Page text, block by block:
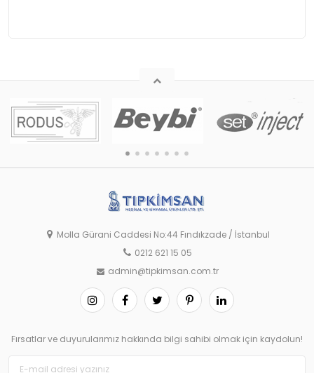
Molla Gürani Caddesi No:44 Fındıkzade / İstanbul
0212 621 15 05
admin@tipkimsan.com.tr
Fırsatlar ve duyurularımız hakkında bilgi sahibi olmak için kaydolun!